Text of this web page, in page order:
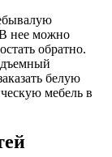
нее можно
обратно.
белую
мебель в